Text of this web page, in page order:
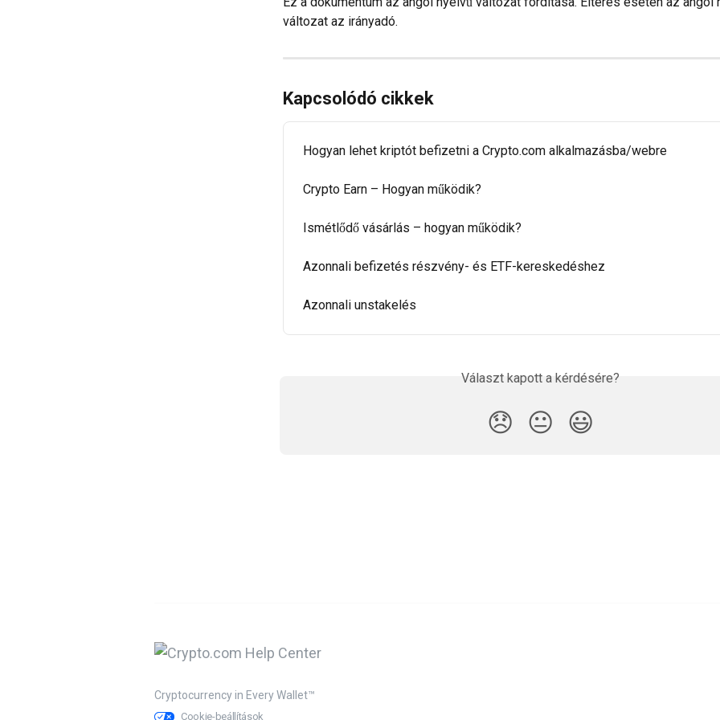
változat az irányadó.
Kapcsolódó cikkek
Hogyan lehet kriptót befizetni a Crypto.com alkalmazásba/webre
Crypto Earn – Hogyan működik?
Ismétlődő vásárlás – hogyan működik?
Azonnali befizetés részvény- és ETF-kereskedéshez
Azonnali unstakelés
Választ kapott a kérdésére?
😞 😐 😃
Cryptocurrency in Every Wallet™
Cookie-beállítások